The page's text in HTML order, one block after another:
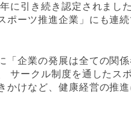
に引き続き認定されまし
ポーツ推進企業」にも連
「企業の発展は全ての関
サークル制度を通したス
かけなど、健康経営の推